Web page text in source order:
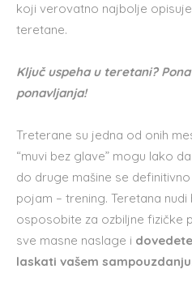
koji verovatno najbolje
teretane.
Ključ uspeha u teretani?
ponavljanja!
Treterane su jedna od onih
“muvi bez glave” mogu lako
do druge mašine se
pojam – trening. Teretana
osposobite za ozbiljne fizičke
sve masne naslage i
laskati vašem sampouzdanju